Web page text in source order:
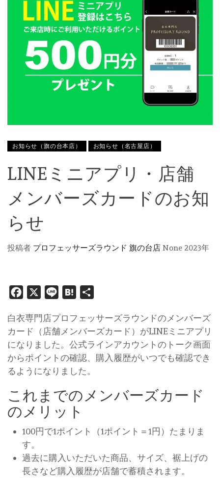
お知らせ（旗の台本店） お知らせ（名古屋店）
LINEミニアプリ・店舗
メンバーズカードのお知
らせ
投稿者 プロフェッサーズラウンド 旗の台店 None 2023年
Facebook
X Line Hatena
白衣専門店プロフェッサーズラウンドのメンバーズ
カード（店舗メンバーズカード）がLINEミニアプリ
になりました。公式ラインアカウントのトーク画面
からポイントの確認、購入履歴がいつでも確認でき
るようになりました。
これまでのメンバーズカード
のメリット
100円で1ポイント（1ポイント＝1円）たまりま
す。
過去に購入いただいた商品、サイズ、裾上げの
長さなど購入履歴が店舗で蓄積されます。